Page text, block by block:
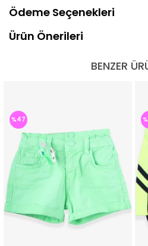
Ödeme Seçenekleri
Ürün Önerileri
BENZER
%47